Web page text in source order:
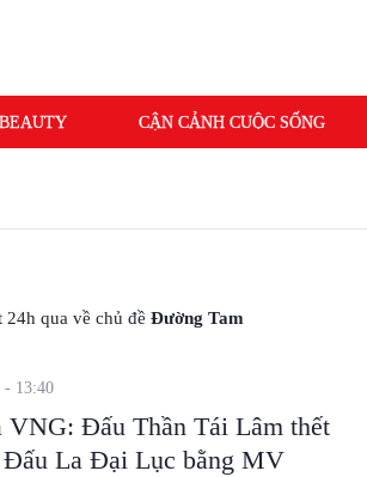
CẬN CẢNH CUỘC SỐNG
qua về chủ đề Đường Tam
VNG: Đấu Thần Tái Lâm thết
Đấu La Đại Lục bằng MV
- 13:40